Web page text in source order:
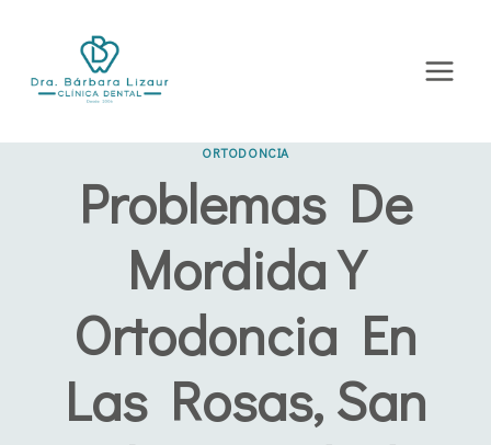
contenido
ORTODONCIA
Problemas De
Mordida Y
Ortodoncia En
Las Rosas, San